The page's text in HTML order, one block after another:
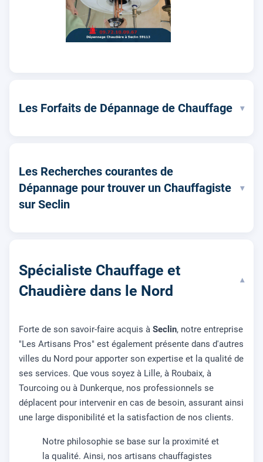
Les Forfaits de Dépannage de Chauffage ▾
Les Recherches courantes de
Dépannage pour trouver un Chauffagiste
sur Seclin
▾
Spécialiste Chauffage et
Chaudière dans le Nord
▾
Forte de son savoir-faire acquis à Seclin, notre entreprise
"Les Artisans Pros" est également présente dans d'autres
villes du Nord pour apporter son expertise et la qualité de
ses services. Que vous soyez à Lille, à Roubaix, à
Tourcoing ou à Dunkerque, nos professionnels se
déplacent pour intervenir en cas de besoin, assurant ainsi
une large disponibilité et la satisfaction de nos clients.
Notre philosophie se base sur la proximité et
la qualité. Ainsi, nos artisans chauffagistes